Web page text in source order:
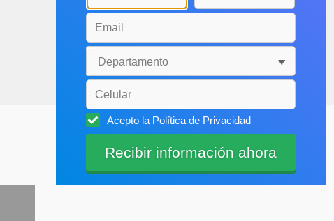
Acepto la Política de Privacidad